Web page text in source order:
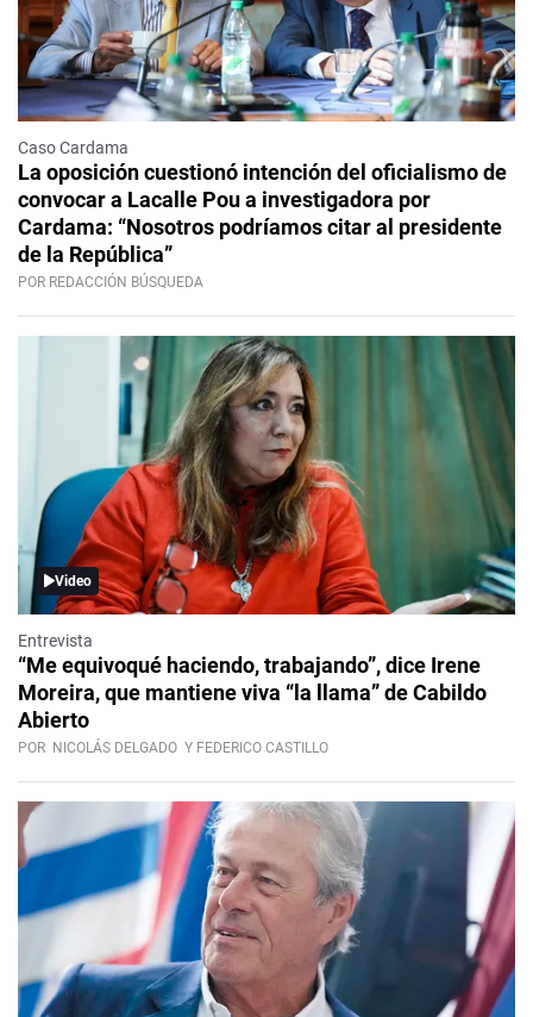
Caso Cardama
La oposición cuestionó intención del oficialismo de
convocar a Lacalle Pou a investigadora por
Cardama: “Nosotros podríamos citar al presidente
de la República”
POR REDACCIÓN BÚSQUEDA
Video
Entrevista
“Me equivoqué haciendo, trabajando”, dice Irene
Moreira, que mantiene viva “la llama” de Cabildo
Abierto
POR NICOLÁS DELGADO Y FEDERICO CASTILLO